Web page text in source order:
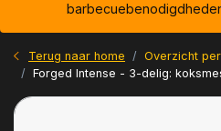
Terug naar home Overzicht
Forged Intense - 3-delig: